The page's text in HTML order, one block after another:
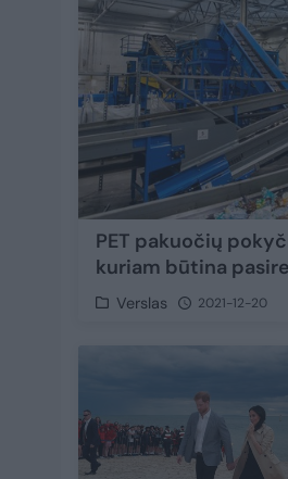
PET pakuočių
kuriam būtina
Verslas 2021-12-20